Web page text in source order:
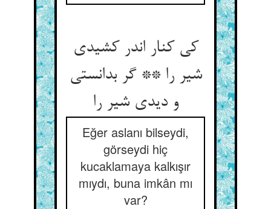
کی کنار اندر کشیدی
شیر را ** گر بدانستی
و دیدی شیر را
Eğer aslanı bilseydi,
görseydi hiç
kucaklamaya kalkışır
mıydı, buna imkân mı
var?